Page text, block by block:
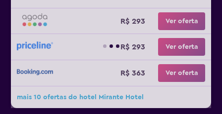
R$ 293 Ver oferta
R$ 293 Ver oferta
R$ 363 Ver oferta
mais 10 ofertas do hotel Mirante Hotel